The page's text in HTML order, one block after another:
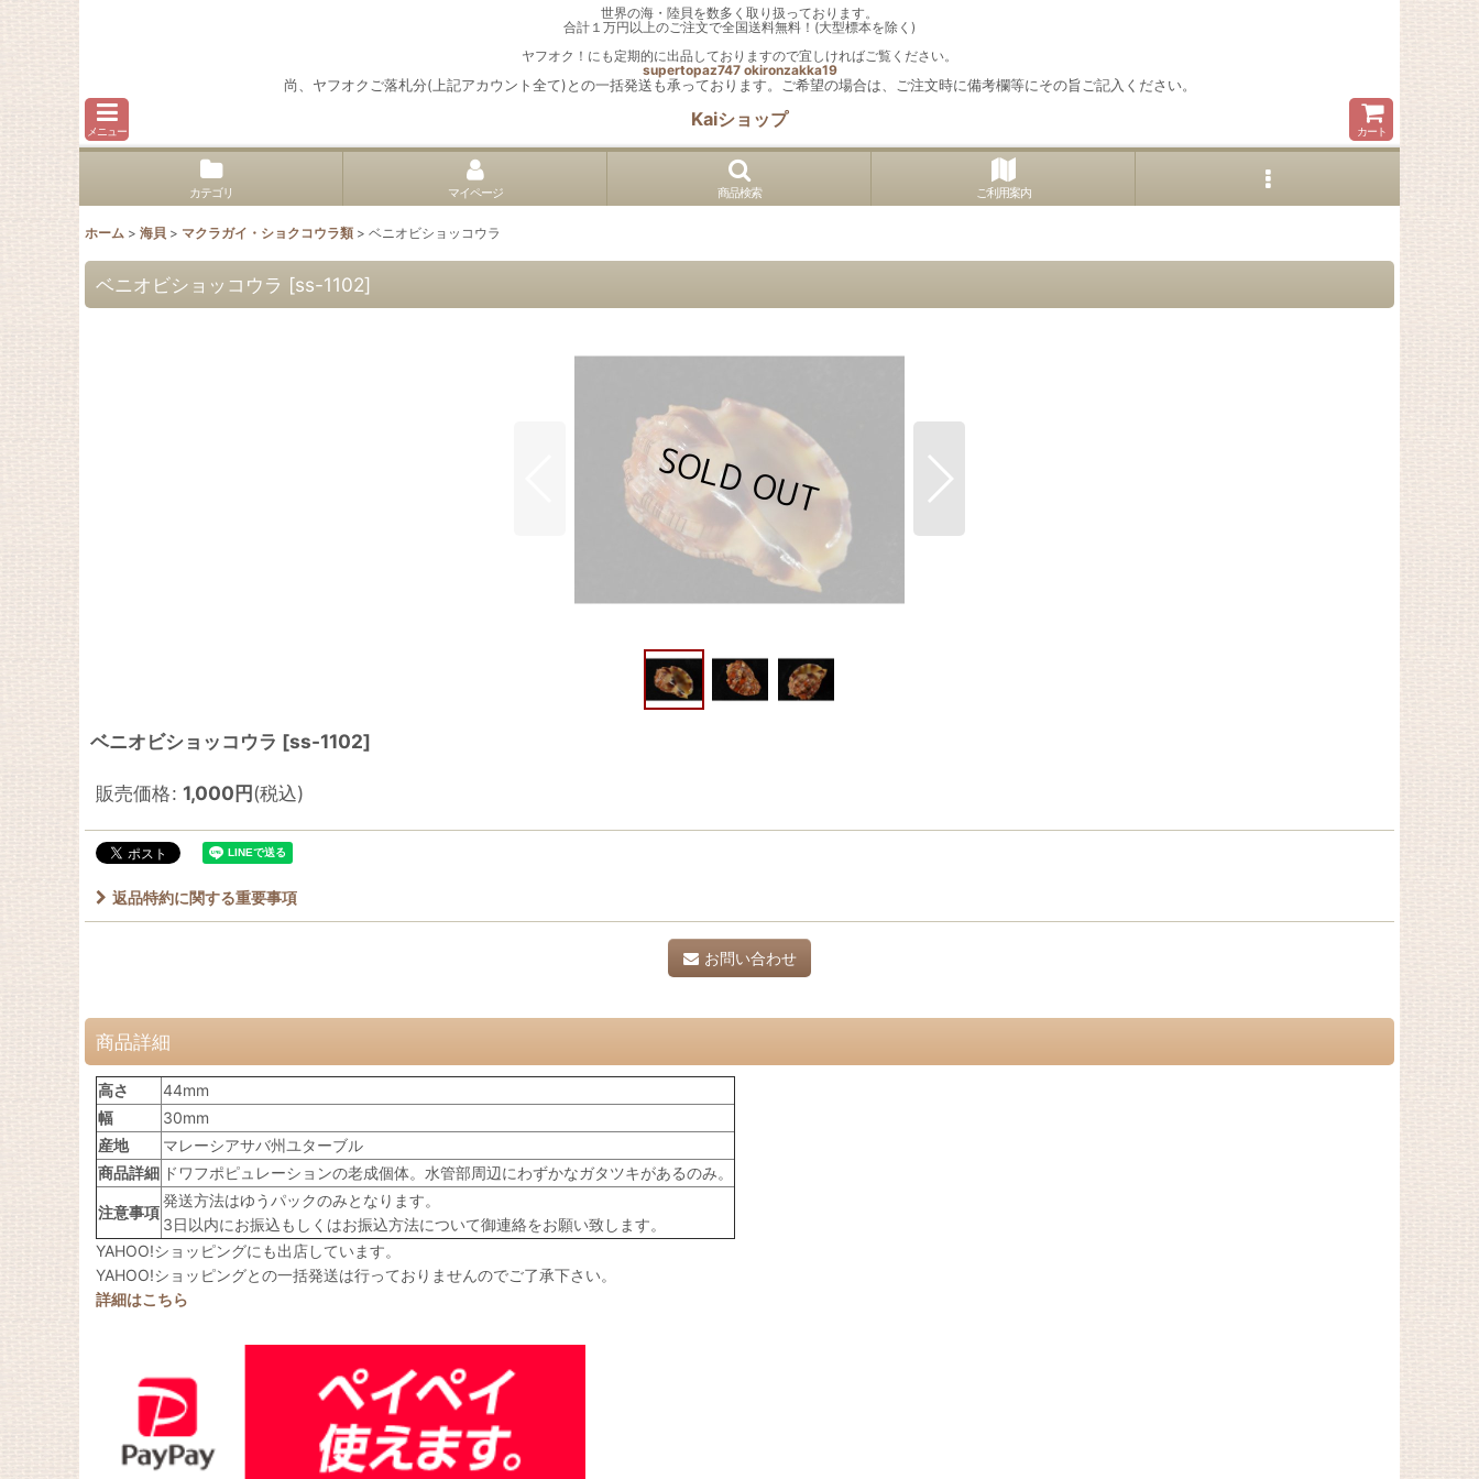
世界の海・陸貝を数多く取り扱っております。
合計１万円以上のご注文で全国送料無料！(大型標本を除く)
ヤフオク！にも定期的に出品しておりますので宜しければご覧ください。
supertopaz747 okironzakka19
尚、ヤフオクご落札分(上記アカウント全て)との一括発送も承っております。ご希望の場合は、ご注文時に備考欄等にその旨ご記入ください。
メニュー
Kaiショップ
カート
カテゴリ マイページ 商品検索 ご利用案内
ホーム > 海貝 > マクラガイ・ショクコウラ類 > ベニオビショッコウラ
ベニオビショッコウラ [ss-1102]
ベニオビショッコウラ [ss-1102]
販売価格: 1,000円(税込)
返品特約に関する重要事項
お問い合わせ
商品詳細
高さ
44mm
幅
30mm
産地
マレーシアサバ州ユターブル
商品詳細 ドワフポピュレーションの老成個体。水管部周辺にわずかなガタツキがあるのみ。
注意事項
発送方法はゆうパックのみとなります。
3日以内にお振込もしくはお振込方法について御連絡をお願い致します。
YAHOO!ショッピングにも出店しています。
YAHOO!ショッピングとの一括発送は行っておりませんのでご了承下さい。
詳細はこちら